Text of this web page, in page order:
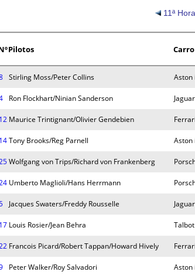
11ª Hora
Pilotos Carro
Stirling Moss/Peter Collins Aston
Ron Flockhart/Ninian Sanderson
12 Maurice Trintignant/Olivier Gendebien
14Tony Brooks/Reg Parnell Aston
Wolfgang von Trips/Richard von Frankenberg
Umberto Maglioli/Hans Herrmann
Jacques Swaters/Freddy Rousselle
17 Louis Rosier/Jean Behra Talbot
Francois Picard/Robert Tappan/Howard Hively
Peter Walker/Roy Salvadori Aston